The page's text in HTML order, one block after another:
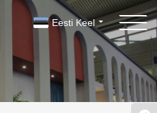
Eesti Keel